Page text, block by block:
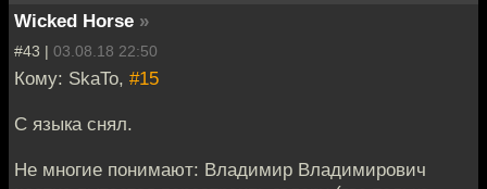
Wicked Horse »
#43 | 03.08.18 22:50
Кому: SkaTo, #15
С языка снял.
Не многие понимают: Владимир Владимирович